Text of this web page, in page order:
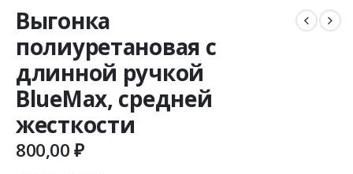
Выгонка
полиуретановая с
длинной ручкой
BlueMax, средней
жесткости
800,00₽